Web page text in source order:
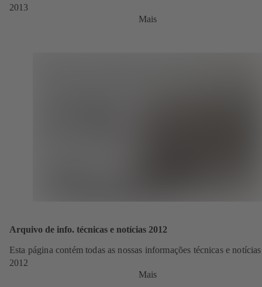
2013
Mais
Arquivo de info. técnicas e notícias 2012
Esta página contém todas as nossas informações técnicas e
2012
Mais